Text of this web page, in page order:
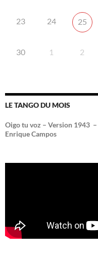
23 24 25
30 1 2
LE TANGO DU MOIS
Oigo tu voz – Version 1943 –
Enrique Campos